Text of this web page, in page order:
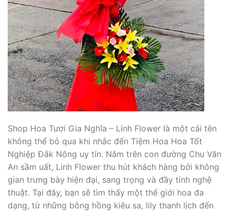
Shop Hoa Tươi Gia Nghĩa – Linh Flower là một cái tên
không thể bỏ qua khi nhắc đến Tiệm Hoa Hoa Tốt
Nghiệp Đắk Nông uy tín. Nằm trên con đường Chu Văn
An sầm uất, Linh Flower thu hút khách hàng bởi không
gian trưng bày hiện đại, sang trọng và đầy tính nghệ
thuật. Tại đây, bạn sẽ tìm thấy một thế giới hoa đa
dạng, từ những bông hồng kiêu sa, lily thanh lịch đến